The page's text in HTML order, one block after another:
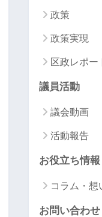
政策
政策実現
区政レポー
議員活動
議会動画
活動報告
お役立ち情報
コラム・想
お問い合わせ